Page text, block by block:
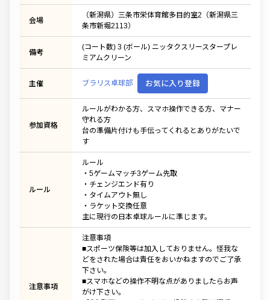
会場
（新潟県）三条市栄体育館多目的室2（新潟県三
条市新堀2113）
備考
(コート数) 3 (ボール) ニッタクスリースタープレ
ミアムクリーン
主催 ブラリス卓球部 お気に入り登録
参加資格
ルールがわかる方、スマホ操作できる方、マナー
守れる方
台の準備片付けも手伝ってくれるとありがたいで
す
ルール
ルール
・5ゲームマッチ3ゲーム先取
・チェンジエンド有り
・タイムアウト無し
・ラケット交換任意
主に現行の日本卓球ルールに準じます。
注意事項
注意事項
■スポーツ保険等は加入しておりません。怪我な
どをされた場合は責任をおいかねますのでご了承
下さい。
■スマホなどの操作不明な点がありましたらお声
がけ下さい。